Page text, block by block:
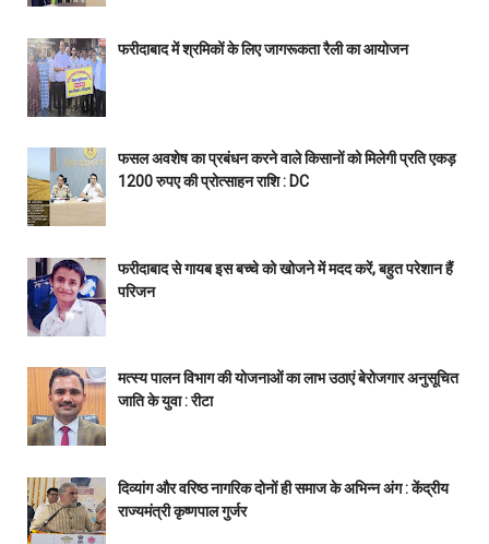
फरीदाबाद में श्रमिकों के लिए जागरूकता रैली का आयोजन
फसल अवशेष का प्रबंधन करने वाले किसानों को मिलेगी प्रति एकड़
1200 रुपए की प्रोत्साहन राशि : DC
फरीदाबाद से गायब इस बच्चे को खोजने में मदद करें, बहुत परेशान हैं
परिजन
मत्स्य पालन विभाग की योजनाओं का लाभ उठाएं बेरोजगार अनुसूचित
जाति के युवा : रीटा
दिव्यांग और वरिष्ठ नागरिक दोनों ही समाज के अभिन्न अंग : केंद्रीय
राज्यमंत्री कृष्णपाल गुर्जर